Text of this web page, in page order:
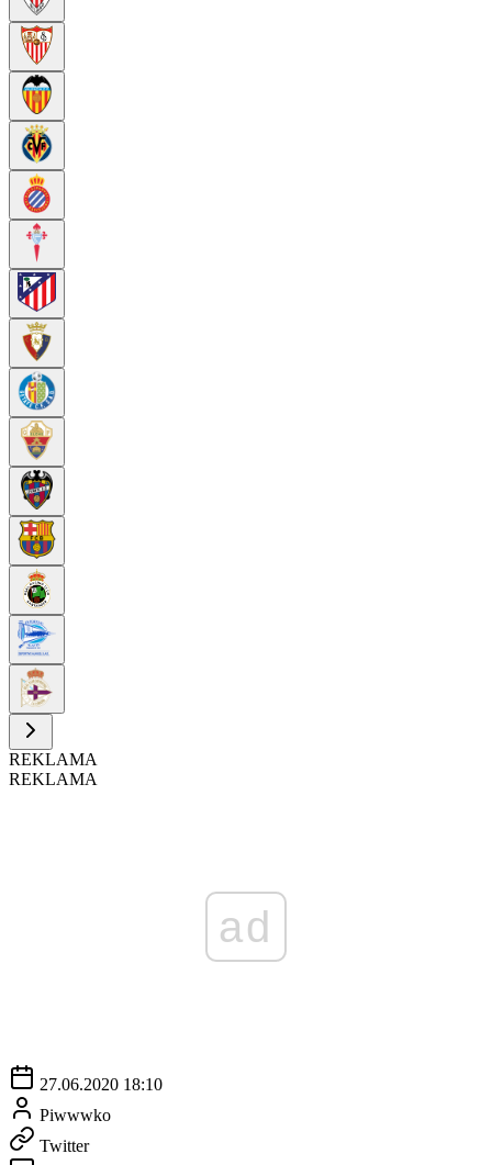
REKLAMA
REKLAMA
ad
27.06.2020 18:10
Piwwwko
Twitter